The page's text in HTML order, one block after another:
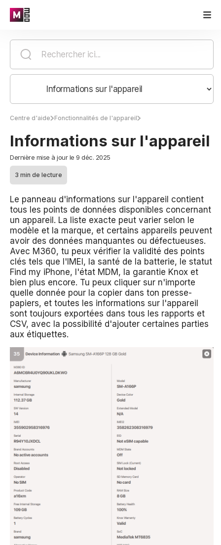
Centre d'aide Fonctionnalités de l'appareil
Informations sur l'appareil
Dernière mise à jour le 9 déc. 2025
3 min de lecture
Le panneau d'informations sur l'appareil contient
tous les points de données disponibles concernant
un appareil. La liste exacte peut varier selon le
modèle et la marque, et certains appareils peuvent
avoir des données manquantes ou défectueuses.
Avec M360, tu peux vérifier la validité des points
clés tels que l'IMEI, la santé de la batterie, le statut
Find my iPhone, l'état MDM, la garantie Knox et
bien plus encore. Tu peux cliquer sur n'importe
quelle donnée pour la copier dans ton presse-
papiers, et toutes les informations sur l'appareil
sont toujours exportées dans tous les rapports et
CSV, avec la possibilité d'ajouter certaines parties
aux étiquettes.